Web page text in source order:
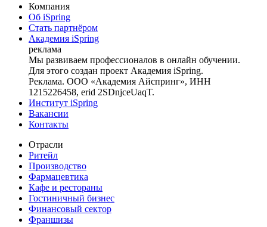
Компания
Об iSpring
Стать партнёром
Академия iSpring
реклама
Мы развиваем профессионалов в онлайн обучении.
Для этого создан проект Академия iSpring.
Реклама. ООО «Академия Айспринг», ИНН
1215226458, erid 2SDnjceUaqT.
Институт iSpring
Вакансии
Контакты
Отрасли
Ритейл
Производство
Фармацевтика
Кафе и рестораны
Гостиничный бизнес
Финансовый сектор
Франшизы